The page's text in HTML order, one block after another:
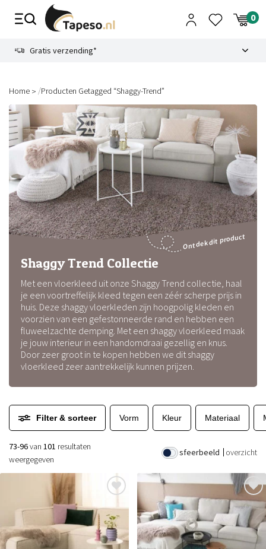
Gratis verzending*
Home /Producten Getagged “shaggy-Trend”
Shaggy Trend Collectie
Met een vloerkleed uit onze Shaggy Trend collectie, haal
je een voortreffelijk kleed tegen een zéér scherpe prijs in
huis. Deze shaggy vloerkleden zijn hoogpolig kleden en
voorzien van een gefestonneerde rand en hebben een
fluweelzachte demping. Met een shaggy vloerkleed maak
je jouw interieur in een handomdraai gezellig en knus.
Door zeer groot in te kopen hebben we dit shaggy
vloerkleed zeer aantrekkelijk kunnen prijzen.
Ontdek dit product
Filter & sorteer Vorm Kleur Materiaal
sfeerbeeld overzicht
73-96van 101 resultaten
weergegeven